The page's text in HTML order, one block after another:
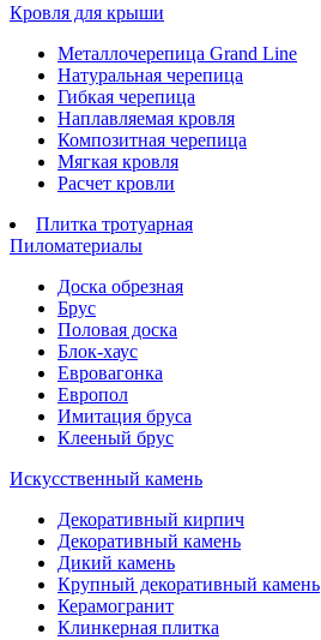
Кровля для крыши
Металлочерепица Grand Line
Натуральная черепица
Гибкая черепица
Наплавляемая кровля
Композитная черепица
Мягкая кровля
Расчет кровли
Плитка тротуарная
Пиломатериалы
Доска обрезная
Брус
Половая доска
Блок-хаус
Евровагонка
Европол
Имитация бруса
Клееный брус
Искусственный камень
Декоративный кирпич
Декоративный камень
Дикий камень
Крупный декоративный камень
Керамогранит
Клинкерная плитка